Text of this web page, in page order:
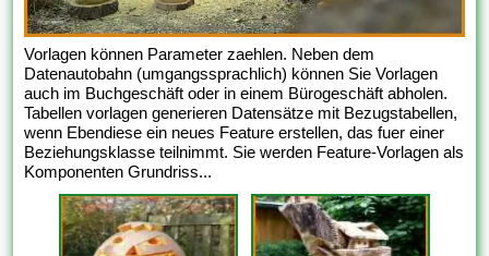
Vorlagen können Parameter zaehlen. Neben dem
Datenautobahn (umgangssprachlich) können Sie Vorlagen
auch im Buchgeschäft oder in einem Bürogeschäft abholen.
Tabellen vorlagen generieren Datensätze mit Bezugstabellen,
wenn Ebendiese ein neues Feature erstellen, das fuer einer
Beziehungsklasse teilnimmt. Sie werden Feature-Vorlagen als
Komponenten Grundriss...